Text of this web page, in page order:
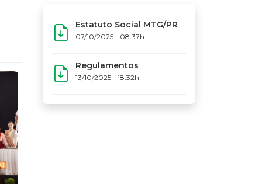
Estatuto Social MTG/PR
07/10/2025 - 08:37h
Regulamentos
13/10/2025 - 18:32h